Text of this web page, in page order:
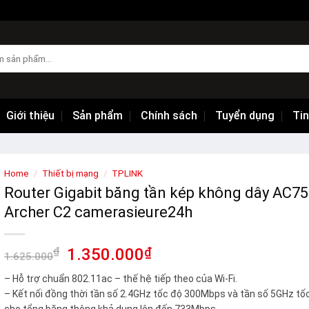
Giới thiệu Sản phẩm Chính sách Tuyển dụng
Home / Thiết bị mạng / TPLINK
Router Gigabit băng tần kép không dây
Archer C2 camerasieure24h
1.625.000₫ 1.350.000₫
– Hỗ trợ chuẩn 802.11ac – thế hệ tiếp theo của Wi-Fi.
– Kết nối đồng thời tần số 2.4GHz tốc độ 300Mbps và tần số 5GHz